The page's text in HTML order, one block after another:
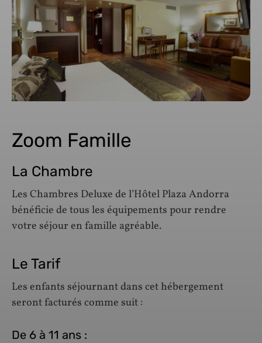
Zoom Famille
La Chambre
Les Chambres Deluxe de l’Hôtel Plaza Andorra
bénéficie de tous les équipements pour rendre
votre séjour en famille agréable.
Le Tarif
Les enfants séjournant dans cet hébergement
seront facturés comme suit :
De 6 à 11 ans :